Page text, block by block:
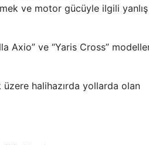
ve motor gücüyle ilgili yanlış
Axio” ve “Yaris Cross”
halihazırda yollarda olan